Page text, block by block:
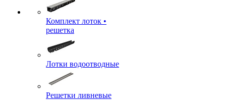
Комплект лоток •
решетка
Лотки водоотводные
Решетки ливневые